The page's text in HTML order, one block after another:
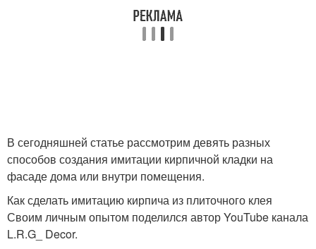
В сегодняшней статье рассмотрим девять разных
способов создания имитации кирпичной кладки на
фасаде дома или внутри помещения.
Как сделать имитацию кирпича из плиточного клея
Своим личным опытом поделился автор YouTube канала
L.R.G_ Decor.